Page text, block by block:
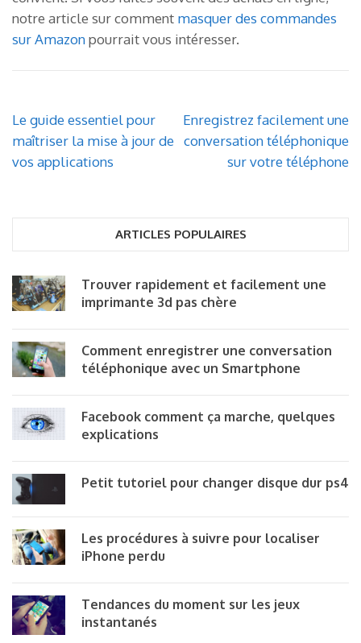
notre article sur comment masquer des commandes
sur Amazonpourrait vous intéresser.
Navigation
de
l’article
Le guide essentiel pour
maîtriser la mise à jour de
vos applications
Enregistrez facilement une
conversation téléphonique
sur votre téléphone
ARTICLES POPULAIRES
Trouver rapidement et facilement une
imprimante 3d pas chère
Comment enregistrer une conversation
téléphonique avec un Smartphone
Facebook comment ça marche, quelques
explications
Petit tutoriel pour changer disque dur ps4
Les procédures à suivre pour localiser
iPhone perdu
Tendances du moment sur les jeux
instantanés